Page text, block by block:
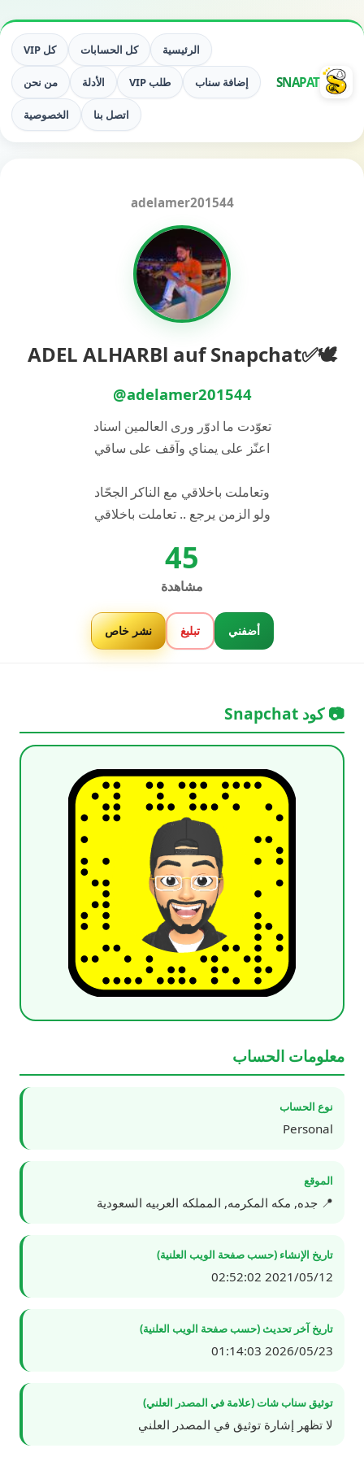
SNAPAT
الرئيسية كل الحسابات كل VIP
إضافة سناب طلب VIP الأدلة من نحن
اتصل بنا الخصوصية
adelamer201544
🕊️✅ADEL ALHARBl auf Snapchat
@adelamer201544
تعوّدت ما ادوّر ورى العالمين اسناد
اعنّز على يمناي وآقف على ساقي
وتعاملت باخلاقي مع الناكر الجحّاد
ولو الزمن يرجع .. تعاملت باخلاقي
45
مشاهدة
أضفني تبليغ نشر خاص
📷 كود Snapchat
معلومات الحساب
نوع الحساب
Personal
الموقع
📍 جده, مكه المكرمه, المملكه العربيه السعودية
تاريخ الإنشاء (حسب صفحة الويب العلنية)
2021/05/12 02:52:02
تاريخ آخر تحديث (حسب صفحة الويب العلنية)
2026/05/23 01:14:03
توثيق سناب شات (علامة في المصدر العلني)
لا تظهر إشارة توثيق في المصدر العلني